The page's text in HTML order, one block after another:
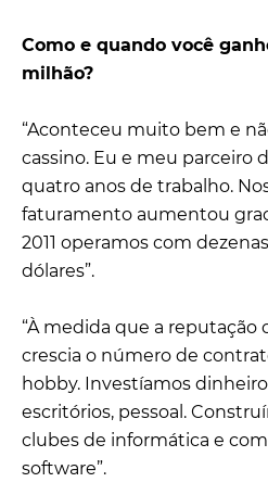
Como e quando você
milhão?
“Aconteceu muito bem e
cassino. Eu e meu parceiro
quatro anos de trabalho.
faturamento aumentou
2011 operamos com
dólares”.
“À medida que a reputação
crescia o número de
hobby. Investíamos
escritórios, pessoal.
clubes de informática e
software”.